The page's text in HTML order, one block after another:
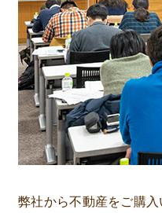
弊社から不動産をご購